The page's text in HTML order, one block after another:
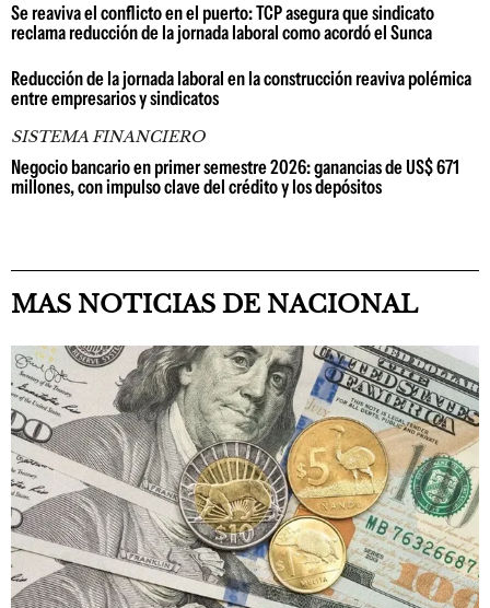
Se reaviva el conflicto en el puerto: TCP asegura que sindicato
reclama reducción de la jornada laboral como acordó el Sunca
Reducción de la jornada laboral en la construcción reaviva polémica
entre empresarios y sindicatos
SISTEMA FINANCIERO
Negocio bancario en primer semestre 2026: ganancias de US$ 671
millones, con impulso clave del crédito y los depósitos
MAS NOTICIAS DE NACIONAL